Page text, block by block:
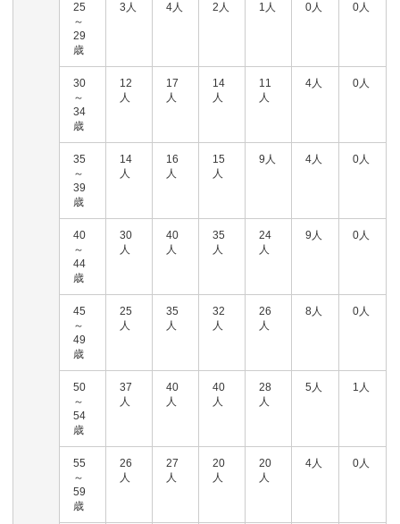
25
～
29
歳
3人 4人 2人 1人 0人 0人
30
～
34
歳
12
人
17
人
14
人
11
人
4人 0人
35
～
39
歳
14
人
16
人
15
人
9人 4人 0人
40
～
44
歳
30
人
40
人
35
人
24
人
9人 0人
45
～
49
歳
25
人
35
人
32
人
26
人
8人 0人
50
～
54
歳
37
人
40
人
40
人
28
人
5人 1人
55
～
59
歳
26
人
27
人
20
人
20
人
4人 0人